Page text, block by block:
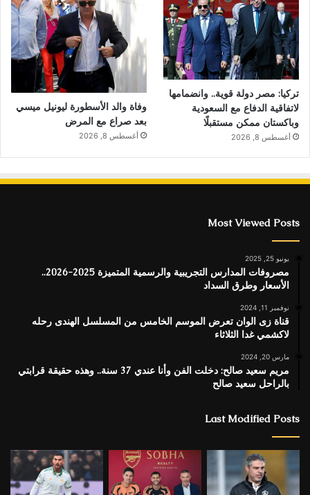
تركيا: مصر دولة قوية.. وانضمامها
لاتفاقية الدفاع مع السعودية
وباكستان ممكن مستقبلًا
أغسطس 8, 2026
وفاة والد الأسطورة ليونيل ميسي
بعد صراع مع المرض
أغسطس 8, 2026
Most Viewed Posts
يونيو 25, 2025
مصروفات المدارس التجريبية والرسمية المتميزة 2025-2026..
الأسعار وطرق السداد
نوفمبر 11, 2024
قناة زى الوان تعرض الموسم الخامس من المسلسل الهندى رحله
لاكشمي غدا الثلاثاء
مارس 20, 2024
مريم سعيد صالح: دخلت الفن وأنا عندي 37 سنة.. وهذه حقيقة قرابتي
بالراحل سعيد صالح
Last Modified Posts